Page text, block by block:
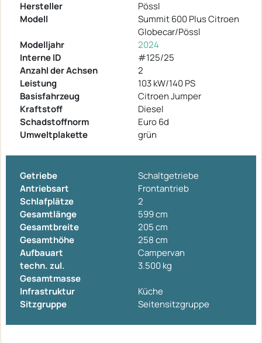
Hersteller
Pössl
Modell
Summit 600 Plus Citroen
Globecar/Pössl
Modelljahr
2024
Interne ID
#125/25
Anzahl der Achsen
2
Leistung
103 kW/140 PS
Basisfahrzeug
Citroen Jumper
Kraftstoff
Diesel
Schadstoffnorm
Euro 6d
Umweltplakette
grün
Getriebe
Schaltgetriebe
Antriebsart
Frontantrieb
Schlafplätze
2
Gesamtlänge
599 cm
Gesamtbreite
205 cm
Gesamthöhe
258 cm
Aufbauart
Campervan
techn. zul.
Gesamtmasse
3.500 kg
Infrastruktur
Küche
Sitzgruppe
Seitensitzgruppe